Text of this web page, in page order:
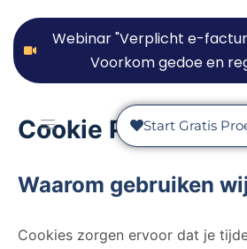
Webinar "Verplicht e-
Voorkom gedoe en
Start Gratis
Cookie Policy
Waarom gebruiken
Cookies zorgen ervoor dat je